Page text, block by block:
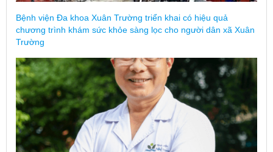
Bệnh viện Đa khoa Xuân Trường triển khai có hiệu quả
chương trình khám sức khỏe sàng lọc cho người dân xã Xuân
Trường